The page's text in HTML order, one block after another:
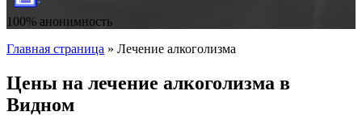
100% анонимность
Главная страница » Лечение алкоголизма
Цены на лечение алкоголизма в
Видном